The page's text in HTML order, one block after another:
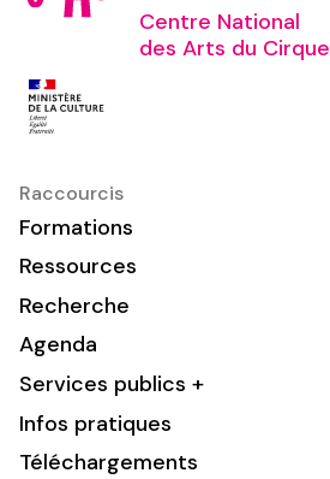
Centre National
des Arts du Cirque
Raccourcis
Formations
Ressources
Recherche
Agenda
Services publics +
Infos pratiques
Téléchargements